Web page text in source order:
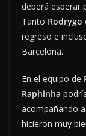
deberá esperar
Tanto Rodrygo
regreso e
Barcelona.
En el equipo de
Raphinha
acompañando
hicieron muy